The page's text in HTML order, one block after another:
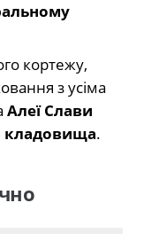
кортежу,
з усіма
Алеї Слави
кладовища.